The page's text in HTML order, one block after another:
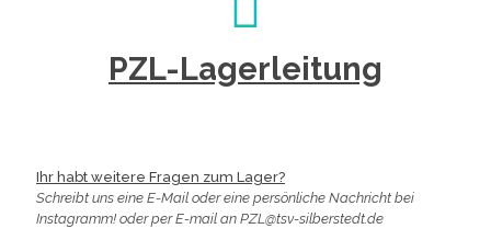
PZL-Lagerleitung
Ihr habt weitere Fragen zum Lager?
Schreibt uns eine E-Mail oder eine persönliche Nachricht bei
Instagramm! oder per E-mail an PZL@tsv-silberstedt.de